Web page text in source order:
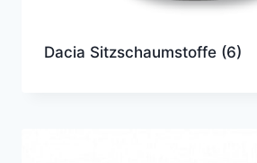
Dacia Sitzschaumstoffe (6)